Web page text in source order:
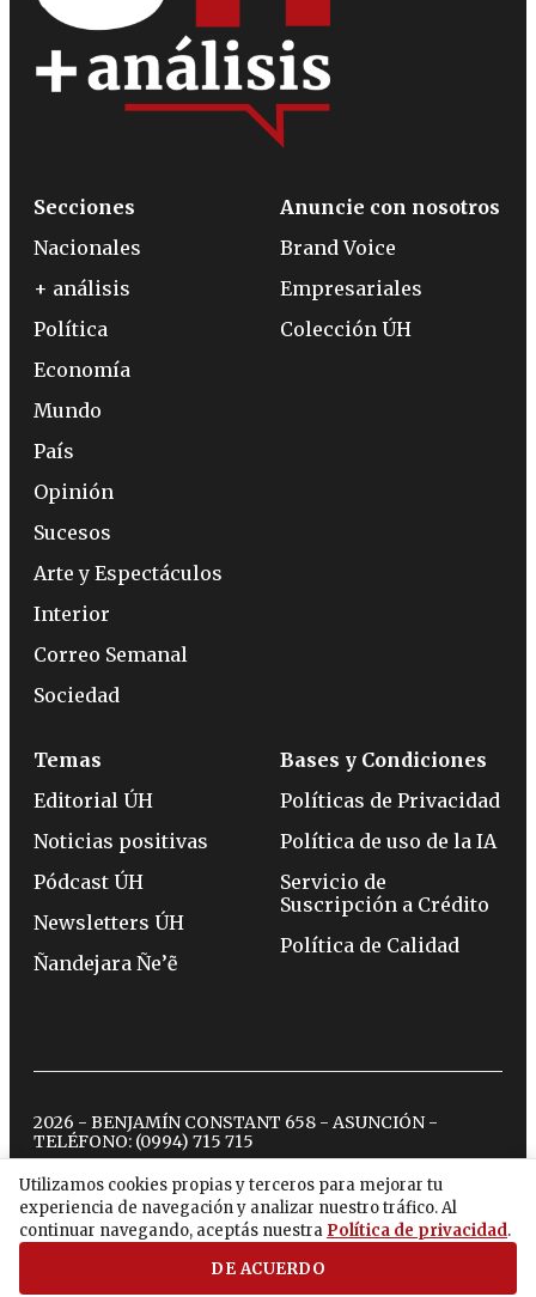
Utilizamos cookies propias y terceros para mejorar tu
experiencia de navegación y analizar nuestro tráfico. Al
continuar navegando, aceptás nuestra Política de privacidad.
DE ACUERDO
Secciones
Nacionales
+ análisis
Política
Economía
Mundo
País
Opinión
Sucesos
Arte y Espectáculos
Interior
Correo Semanal
Sociedad
Anuncie con nosotros
Brand Voice
Empresariales
Colección ÚH
Temas
Editorial ÚH
Noticias positivas
Pódcast ÚH
Newsletters ÚH
Ñandejara Ñe’ẽ
Bases y Condiciones
Políticas de Privacidad
Política de uso de la IA
Servicio de
Suscripción a Crédito
Política de Calidad
2026 - BENJAMÍN CONSTANT 658 - ASUNCIÓN -
TELÉFONO: (0994) 715 715
twitterinstagram
facebook
tiktokyoutubespotify